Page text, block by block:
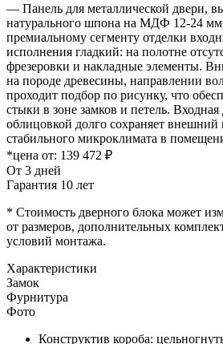
— Панель для металлической двери,
натурального шпона на МДФ 12-24
премиальному сегменту отделки
исполнения гладкий: на полотне
фрезеровки и накладные элементы.
на породе древесины, направлении
проходит подбор по рисунку, что
стыки в зоне замков и петель. Входная
облицовкой долго сохраняет
стабильного микроклимата в
*цена от: 139 472 ₽
От 3 дней
Гарантия 10 лет
* Стоимость дверного блока может
от размеров, дополнительных
условий монтажа.
Характеристики
Замок
Фурнитура
Фото
Конструктив короба: